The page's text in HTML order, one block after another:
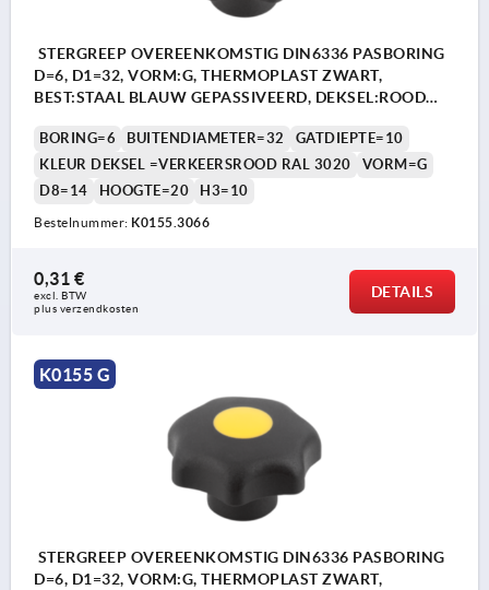
STERGREEP OVEREENKOMSTIG DIN6336 PASBORING
D=6, D1=32, VORM:G, THERMOPLAST ZWART,
BEST:STAAL BLAUW GEPASSIVEERD, DEKSEL:ROOD
BORING=6 BUITENDIAMETER=32
GATDIEPTE=10
KLEUR DEKSEL =VERKEERSROOD RAL 3020
VORM=G
D8=14
HOOGTE=20 H3=10
Bestelnummer: K0155.3066
0,31 €
excl. BTW
plus verzendkosten
DETAILS
K0155 G
STERGREEP OVEREENKOMSTIG DIN6336 PASBORING
D=6, D1=32, VORM:G, THERMOPLAST ZWART,